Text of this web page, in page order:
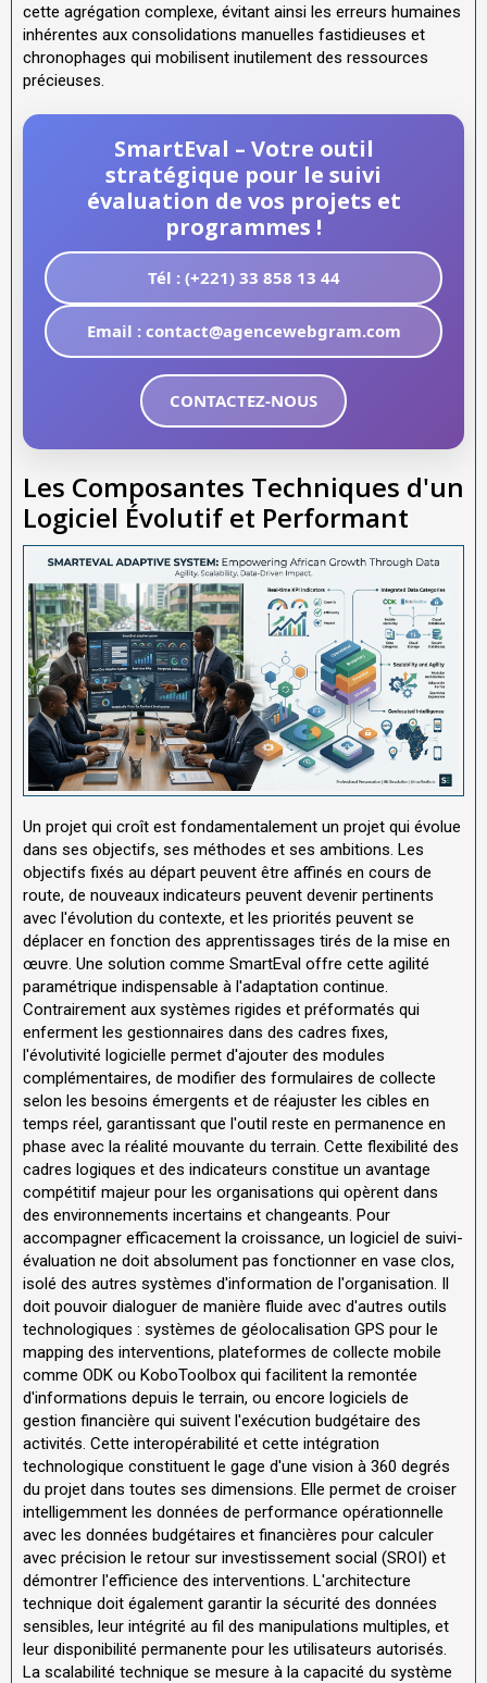
cette agrégation complexe, évitant ainsi les erreurs humaines
inhérentes aux consolidations manuelles fastidieuses et
chronophages qui mobilisent inutilement des ressources
précieuses.
SmartEval – Votre outil
stratégique pour le suivi
évaluation de vos projets et
programmes !
Tél : (+221) 33 858 13 44
Email : contact@agencewebgram.com
CONTACTEZ-NOUS
Les Composantes Techniques d'un
Logiciel Évolutif et Performant
Un projet qui croît est fondamentalement un projet qui évolue
dans ses objectifs, ses méthodes et ses ambitions. Les
objectifs fixés au départ peuvent être affinés en cours de
route, de nouveaux indicateurs peuvent devenir pertinents
avec l'évolution du contexte, et les priorités peuvent se
déplacer en fonction des apprentissages tirés de la mise en
œuvre. Une solution comme SmartEval offre cette agilité
paramétrique indispensable à l'adaptation continue.
Contrairement aux systèmes rigides et préformatés qui
enferment les gestionnaires dans des cadres fixes,
l'évolutivité logicielle permet d'ajouter des modules
complémentaires, de modifier des formulaires de collecte
selon les besoins émergents et de réajuster les cibles en
temps réel, garantissant que l'outil reste en permanence en
phase avec la réalité mouvante du terrain. Cette flexibilité des
cadres logiques et des indicateurs constitue un avantage
compétitif majeur pour les organisations qui opèrent dans
des environnements incertains et changeants. Pour
accompagner efficacement la croissance, un logiciel de suivi-
évaluation ne doit absolument pas fonctionner en vase clos,
isolé des autres systèmes d'information de l'organisation. Il
doit pouvoir dialoguer de manière fluide avec d'autres outils
technologiques : systèmes de géolocalisation GPS pour le
mapping des interventions, plateformes de collecte mobile
comme ODK ou KoboToolbox qui facilitent la remontée
d'informations depuis le terrain, ou encore logiciels de
gestion financière qui suivent l'exécution budgétaire des
activités. Cette interopérabilité et cette intégration
technologique constituent le gage d'une vision à 360 degrés
du projet dans toutes ses dimensions. Elle permet de croiser
intelligemment les données de performance opérationnelle
avec les données budgétaires et financières pour calculer
avec précision le retour sur investissement social (SROI) et
démontrer l'efficience des interventions. L'architecture
technique doit également garantir la sécurité des données
sensibles, leur intégrité au fil des manipulations multiples, et
leur disponibilité permanente pour les utilisateurs autorisés.
La scalabilité technique se mesure à la capacité du système